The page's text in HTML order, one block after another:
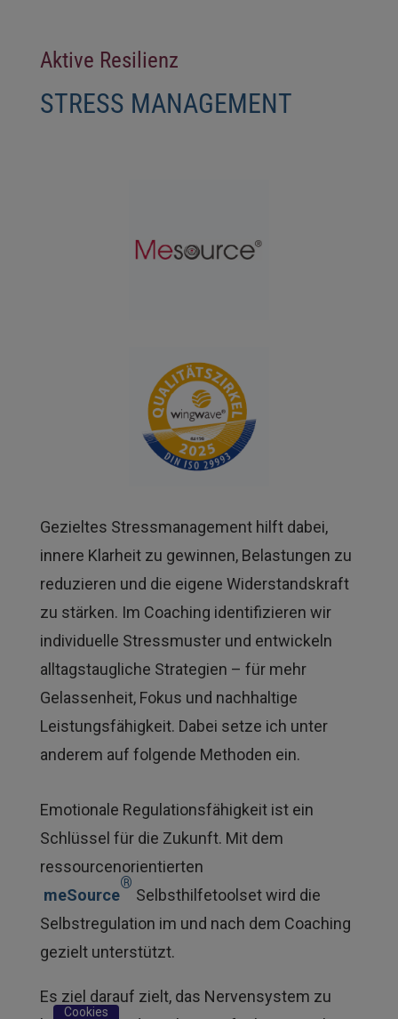
Aktive Resilienz
STRESS MANAGEMENT
Gezieltes Stressmanagement hilft dabei,
innere Klarheit zu gewinnen, Belastungen zu
reduzieren und die eigene Widerstandskraft
zu stärken. Im Coaching identifizieren wir
individuelle Stressmuster und entwickeln
alltagstaugliche Strategien – für mehr
Gelassenheit, Fokus und nachhaltige
Leistungsfähigkeit. Dabei setze ich unter
anderem auf folgende Methoden ein.
Emotionale Regulationsfähigkeit ist ein
Schlüssel für die Zukunft. Mit dem
ressourcenorientierten
meSource
®
Selbsthilfetoolset wird die
Selbstregulation im und nach dem Coaching
gezielt unterstützt.
Es ziel darauf zielt, das Nervensystem zu
Cookies